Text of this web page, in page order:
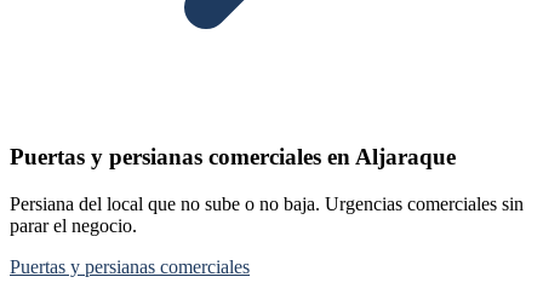
Puertas y persianas comerciales en Aljaraque
Persiana del local que no sube o no baja. Urgencias comerciales sin
parar el negocio.
Puertas y persianas comerciales